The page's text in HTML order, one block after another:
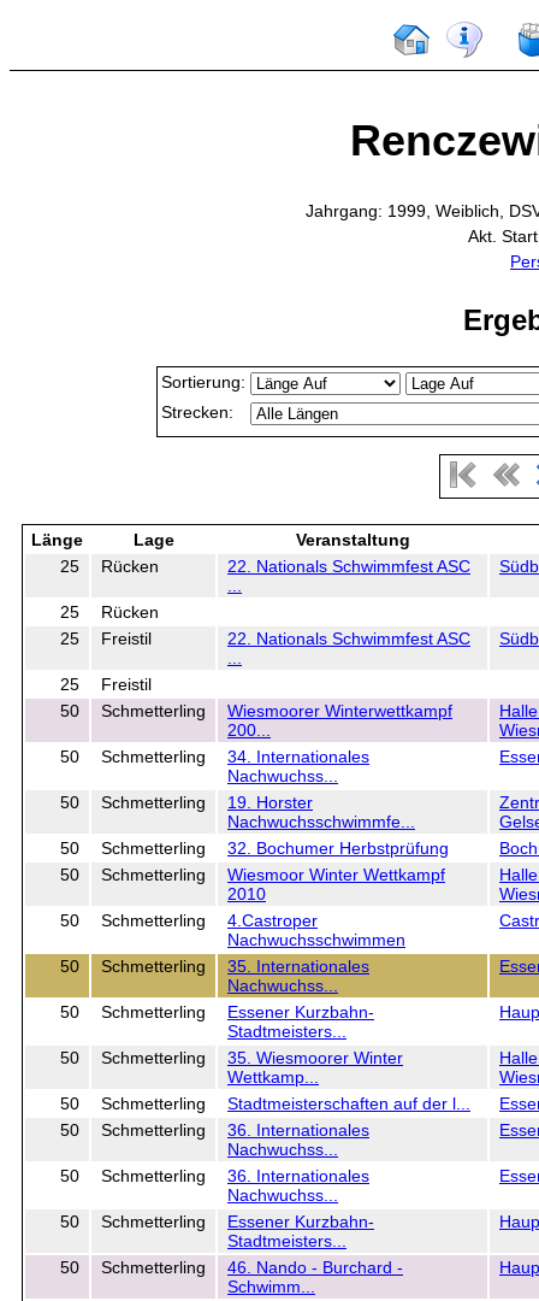
Jahrgang: 1999, Weiblich,
Akt.
Sortierung:
Strecken:
Länge Lage
Veranstaltung
25
Rücken
22. Nationals Schwimmfest ASC
25
Rücken
25
Freistil
22. Nationals Schwimmfest ASC
25
Freistil
50
Schmetterling
Wiesmoorer Winterwettkampf
200...
50
Schmetterling
34. Internationales
Nachwuchss...
50 Schmetterling
19. Horster
Nachwuchsschwimmfe...
50
Schmetterling 32. Bochumer Herbstprüfung
50
Schmetterling
Wiesmoor Winter Wettkampf
2010
50
Schmetterling
4.Castroper
Nachwuchsschwimmen
50 Schmetterling
35. Internationales
Nachwuchss...
50 Schmetterling
Essener Kurzbahn-
Stadtmeisters...
50 Schmetterling
35. Wiesmoorer Winter
Wettkamp...
50
Schmetterling Stadtmeisterschaften auf der l...
50
Schmetterling
36. Internationales
Nachwuchss...
50 Schmetterling
36. Internationales
Nachwuchss...
50 Schmetterling
Essener Kurzbahn-
Stadtmeisters...
50 Schmetterling
46. Nando - Burchard -
Schwimm...